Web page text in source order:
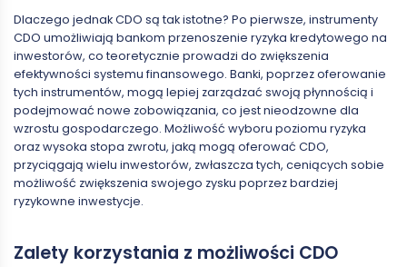
Dlaczego jednak CDO są tak istotne? Po pierwsze, instrumenty
CDO umożliwiają bankom przenoszenie ryzyka kredytowego na
inwestorów, co teoretycznie prowadzi do zwiększenia
efektywności systemu finansowego. Banki, poprzez oferowanie
tych instrumentów, mogą lepiej zarządzać swoją płynnością i
podejmować nowe zobowiązania, co jest nieodzowne dla
wzrostu gospodarczego. Możliwość wyboru poziomu ryzyka
oraz wysoka stopa zwrotu, jaką mogą oferować CDO,
przyciągają wielu inwestorów, zwłaszcza tych, ceniących sobie
możliwość zwiększenia swojego zysku poprzez bardziej
ryzykowne inwestycje.
Zalety korzystania z możliwości CDO